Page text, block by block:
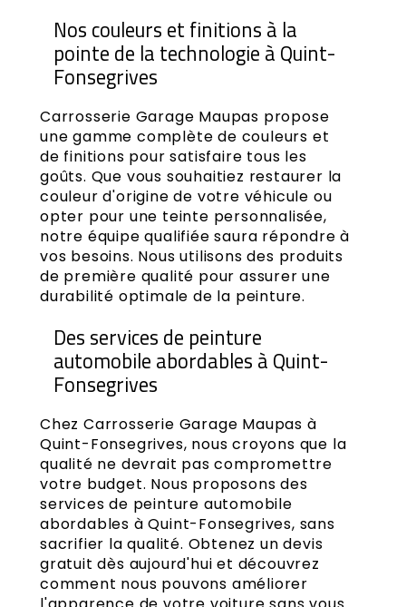
Nos couleurs et finitions à la
pointe de la technologie à Quint-
Fonsegrives
Carrosserie Garage Maupas propose
une gamme complète de couleurs et
de finitions pour satisfaire tous les
goûts. Que vous souhaitiez restaurer la
couleur d'origine de votre véhicule ou
opter pour une teinte personnalisée,
notre équipe qualifiée saura répondre à
vos besoins. Nous utilisons des produits
de première qualité pour assurer une
durabilité optimale de la peinture.
Des services de peinture
automobile abordables à Quint-
Fonsegrives
Chez Carrosserie Garage Maupas à
Quint-Fonsegrives, nous croyons que la
qualité ne devrait pas compromettre
votre budget. Nous proposons des
services de peinture automobile
abordables à Quint-Fonsegrives, sans
sacrifier la qualité. Obtenez un devis
gratuit dès aujourd'hui et découvrez
comment nous pouvons améliorer